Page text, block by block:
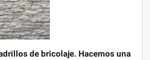
de bricolaje. Hacemos una